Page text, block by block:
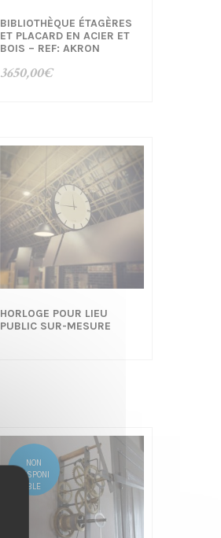
BIBLIOTHÈQUE ÉTAGÈRES
ET PLACARD EN ACIER ET
BOIS – REF: AKRON
3650,00€
HORLOGE POUR LIEU
PUBLIC SUR-MESURE
NON
DISPONI
BLE